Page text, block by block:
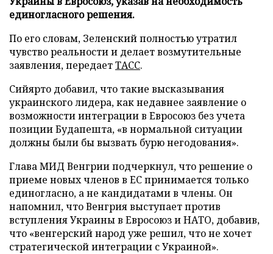
единогласного решения.
По его словам, Зеленский полностью утратил
чувство реальности и делает возмутительные
заявления, передаетТАСС.
Сийярто добавил, что такие высказывания
украинского лидера, как недавнее заявление о
возможности интеграции в Евросоюз без учета
позиции Будапешта, «в нормальной ситуации
должны были бы вызвать бурю негодования».
Глава МИД Венгрии подчеркнул, что решение о
приеме новых членов в ЕС принимается только
единогласно, а не кандидатами в члены. Он
напомнил, что Венгрия выступает против
вступления Украины в Евросоюз и НАТО, добавив,
что «венгерский народ уже решил, что не хочет
стратегической интеграции с Украиной».